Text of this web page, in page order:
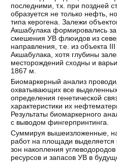
последними, т.к. при поздней
образуется не только нефть,
типа керогена. Залежи
Акшабулака формировались за
смешения УВ флюидов из
направления, т.е. из объекта
Акшабулака, хотя глубины
месторождений сходны и
1867 м.
Биомаркерный анализ
охватывающих все
определения генетической
характеристики их
Результаты биомаркерного
с выводом фингерпринтинга.
Суммируя вышеизложенные,
работ на площади выделяется
зон накопления
ресурсов и запасов УВ в